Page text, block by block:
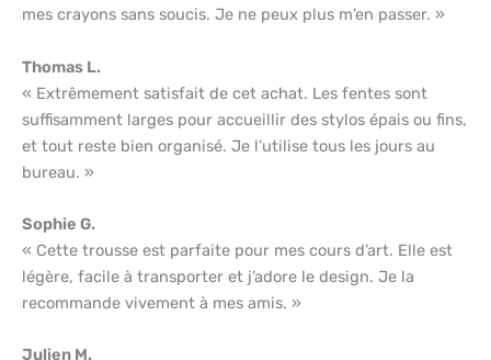
mes crayons sans soucis. Je ne peux plus m’en passer. »
Thomas L.
« Extrêmement satisfait de cet achat. Les fentes sont
suffisamment larges pour accueillir des stylos épais ou fins,
et tout reste bien organisé. Je l’utilise tous les jours au
bureau. »
Sophie G.
« Cette trousse est parfaite pour mes cours d’art. Elle est
légère, facile à transporter et j’adore le design. Je la
recommande vivement à mes amis. »
Julien M.